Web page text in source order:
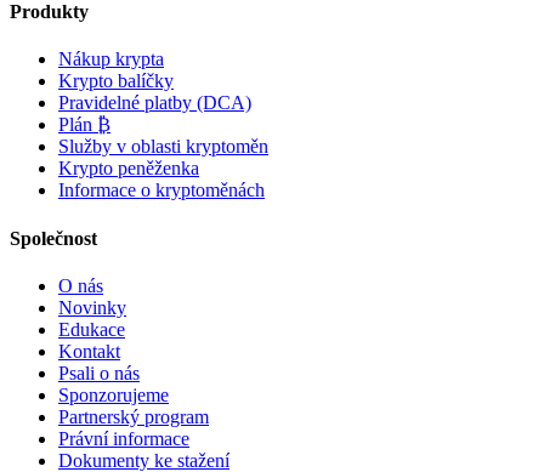
Produkty
Nákup krypta
Krypto balíčky
Pravidelné platby (DCA)
Plán ₿
Služby v oblasti kryptoměn
Krypto peněženka
Informace o kryptoměnách
Společnost
O nás
Novinky
Edukace
Kontakt
Psali o nás
Sponzorujeme
Partnerský program
Právní informace
Dokumenty ke stažení